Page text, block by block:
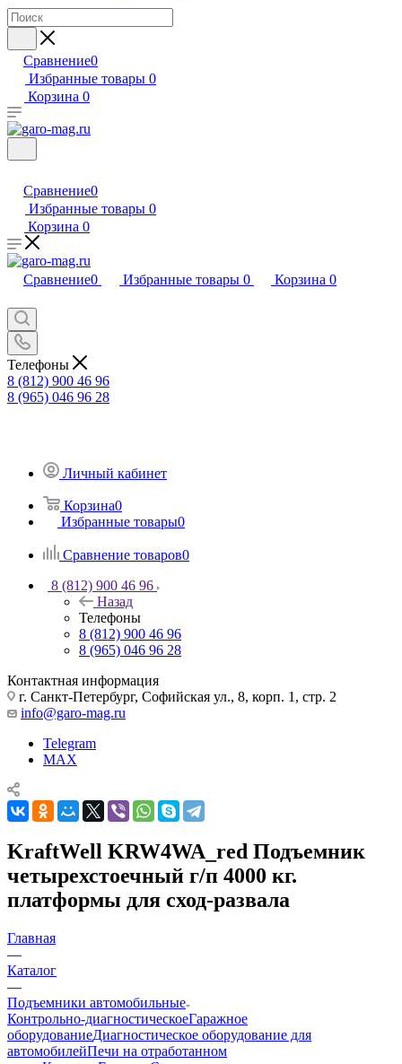
Сравнение0
Избранные товары 0
Корзина 0
Сравнение0
Избранные товары 0
Корзина 0
Сравнение0 Избранные товары 0 Корзина 0
Телефоны
8 (812) 900 46 96
8 (965) 046 96 28
Личный кабинет
Корзина0
Избранные товары0
Сравнение товаров0
8 (812) 900 46 96
Назад
Телефоны
8 (812) 900 46 96
8 (965) 046 96 28
Контактная информация
г. Санкт-Петербург, Софийская ул., 8, корп. 1, стр. 2
info@garo-mag.ru
Telegram
MAX
KraftWell KRW4WA_red Подъемник
четырехстоечный г/п 4000 кг.
платформы для сход-развала
Главная
—
Каталог
—
Подъемники автомобильные
Контрольно-диагностическоеГаражное
оборудованиеДиагностическое оборудование для
автомобилейПечи на отработанном